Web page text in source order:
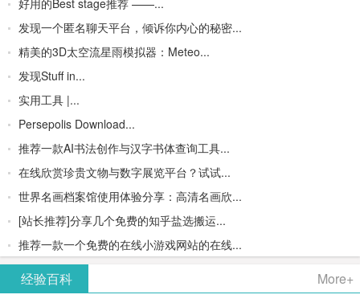
好用的Best stage推荐 ——...
发现一个匿名聊天平台，倾诉你内心的秘密...
精美的3D太空流星雨模拟器：Meteo...
发现Stuff in...
实用工具 |...
Persepolis Download...
推荐一款AI书法创作与汉字书体查询工具...
在线欣赏珍贵文物与数字展览平台？试试...
世界名画档案馆使用体验分享：高清名画欣...
[站长推荐]分享几个免费的知乎盐选搬运...
推荐一款一个免费的在线小游戏网站的在线...
经验百科 More+